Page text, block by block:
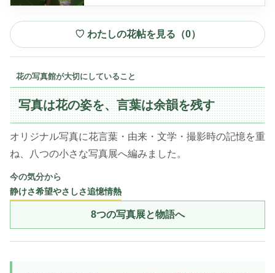
♡ わたしの花帖を見る（0）
花の写真館が大切にしていること
写真は花の姿を、言葉は余韻を残す
オリジナル写真に花言葉・由来・文学・撮影時の記憶を重
ね、八つの小さな写真展へ編みました。
今の気分から
静けさ希望やさしさ追憶情熱
8つの写真展と物語へ